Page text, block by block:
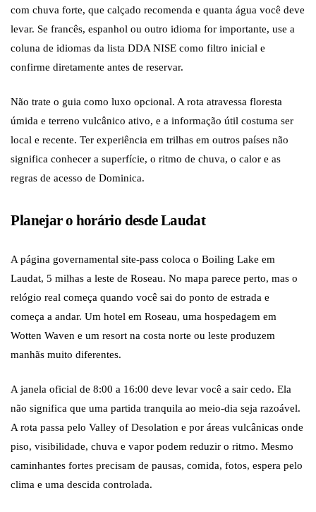
com chuva forte, que calçado recomenda e quanta água você deve
levar. Se francês, espanhol ou outro idioma for importante, use a
coluna de idiomas da lista DDA NISE como filtro inicial e
confirme diretamente antes de reservar.
Não trate o guia como luxo opcional. A rota atravessa floresta
úmida e terreno vulcânico ativo, e a informação útil costuma ser
local e recente. Ter experiência em trilhas em outros países não
significa conhecer a superfície, o ritmo de chuva, o calor e as
regras de acesso de Dominica.
Planejar o horário desde Laudat
A página governamental site-pass coloca o Boiling Lake em
Laudat, 5 milhas a leste de Roseau. No mapa parece perto, mas o
relógio real começa quando você sai do ponto de estrada e
começa a andar. Um hotel em Roseau, uma hospedagem em
Wotten Waven e um resort na costa norte ou leste produzem
manhãs muito diferentes.
A janela oficial de 8:00 a 16:00 deve levar você a sair cedo. Ela
não significa que uma partida tranquila ao meio-dia seja razoável.
A rota passa pelo Valley of Desolation e por áreas vulcânicas onde
piso, visibilidade, chuva e vapor podem reduzir o ritmo. Mesmo
caminhantes fortes precisam de pausas, comida, fotos, espera pelo
clima e uma descida controlada.